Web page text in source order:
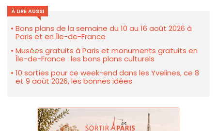
À LIRE AUSSI
Bons plans de la semaine du 10 au 16 août 2026 à
Paris et en Île-de-France
Musées gratuits à Paris et monuments gratuits en
Île-de-France : les bons plans culturels
10 sorties pour ce week-end dans les Yvelines, ce 8
et 9 août 2026, les bonnes idées